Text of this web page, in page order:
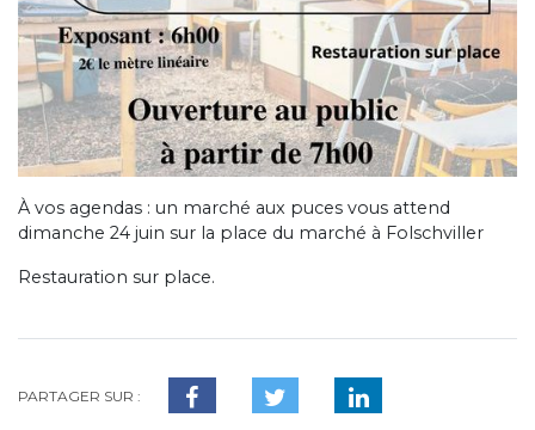
À vos agendas : un marché aux puces vous attend
dimanche 24 juin sur la place du marché à Folschviller
Restauration sur place.
PARTAGER SUR :